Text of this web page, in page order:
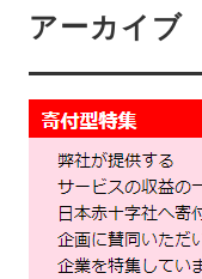
アーカイブ